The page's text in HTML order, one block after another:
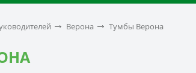
Верона Тумбы Верона